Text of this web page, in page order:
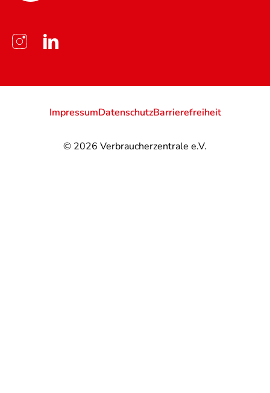
© 2026 Verbraucherzentrale e.V.
ImpressumDatenschutzBarrierefreiheit